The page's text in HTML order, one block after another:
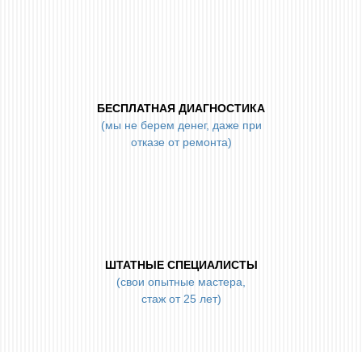
БЕСПЛАТНАЯ ДИАГНОСТИКА
(мы не берем денег, даже при
отказе от ремонта)
ШТАТНЫЕ СПЕЦИАЛИСТЫ
(свои опытные мастера,
стаж от 25 лет)